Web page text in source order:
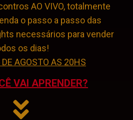
AO VIVO, totalmente
o passo a passo das
necessários para vender
os dias!
AGOSTO AS 20HS
VAI APRENDER?